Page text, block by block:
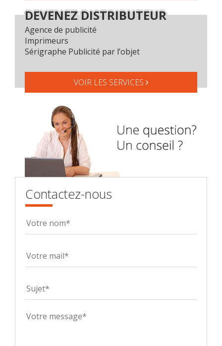
DEVENEZ DISTRIBUTEUR
Agence de publicité
Imprimeurs
Sérigraphe Publicité par l’objet
VOIR LES SERVICES
Contactez-nous